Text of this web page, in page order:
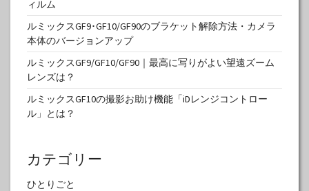
ィルム
ルミックスGF9･GF10/GF90のブラケット解除方法・カメラ
本体のバージョンアップ
ルミックスGF9/GF10/GF90｜最高に写りがよい望遠ズーム
レンズは？
ルミックスGF10の撮影お助け機能「iDレンジコントロー
ル」とは？
カテゴリー
ひとりごと